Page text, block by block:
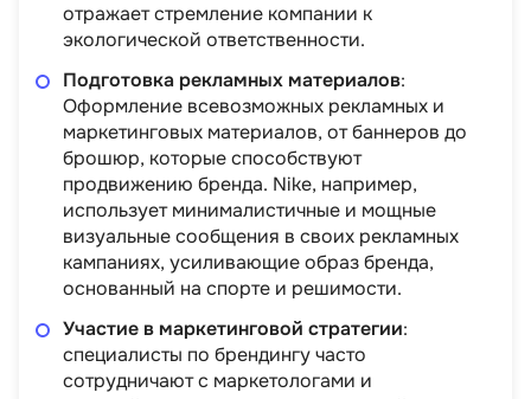
отражает стремление компании к
экологической ответственности.
Подготовка рекламных материалов:
Оформление всевозможных рекламных и
маркетинговых материалов, от баннеров до
брошюр, которые способствуют
продвижению бренда. Nike, например,
использует минималистичные и мощные
визуальные сообщения в своих рекламных
кампаниях, усиливающие образ бренда,
основанный на спорте и решимости.
Участие в маркетинговой стратегии:
специалисты по брендингу часто
сотрудничают с маркетологами и